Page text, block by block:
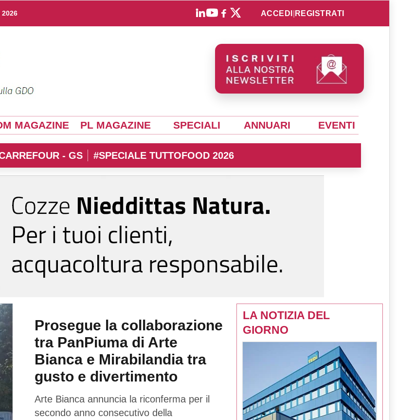
ACCEDI REGISTRATI
MAGAZINE PL MAGAZINE SPECIALI ANNUARI EVENTI
- GS #SPECIALE TUTTOFOOD 2026
Prosegue la collaborazione
tra PanPiuma di Arte
Bianca e Mirabilandia tra
gusto e divertimento
Arte Bianca annuncia la riconferma per il
secondo anno consecutivo della
LA NOTIZIA DEL
GIORNO